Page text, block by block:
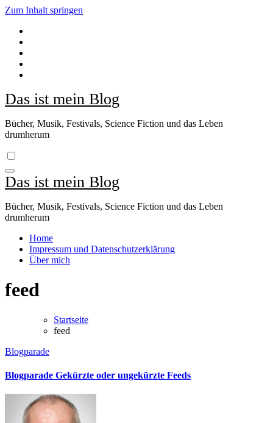
Zum Inhalt springen
Das ist mein Blog
Bücher, Musik, Festivals, Science Fiction und das Leben
drumherum
Das ist mein Blog
Bücher, Musik, Festivals, Science Fiction und das Leben
drumherum
Home
Impressum und Datenschutzerklärung
Über mich
feed
Startseite
feed
Blogparade
Blogparade Gekürzte oder ungekürzte Feeds